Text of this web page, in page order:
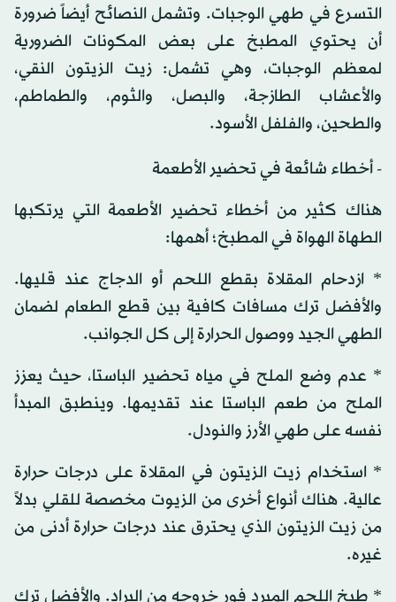
التسرع في طهي الوجبات. وتشمل النصائح أيضاً ضرورة
أن يحتوي المطبخ على بعض المكونات الضرورية
لمعظم الوجبات، وهي تشمل: زيت الزيتون النقي،
والأعشاب الطازجة، والبصل، والثوم، والطماطم،
والطحين، والفلفل الأسود.
- أخطاء شائعة في تحضير الأطعمة
هناك كثير من أخطاء تحضير الأطعمة التي يرتكبها
الطهاة الهواة في المطبخ؛ أهمها:
* ازدحام المقلاة بقطع اللحم أو الدجاج عند قليها.
والأفضل ترك مسافات كافية بين قطع الطعام لضمان
الطهي الجيد ووصول الحرارة إلى كل الجوانب.
* عدم وضع الملح في مياه تحضير الباستا، حيث يعزز
الملح من طعم الباستا عند تقديمها. وينطبق المبدأ
نفسه على طهي الأرز والنودل.
* استخدام زيت الزيتون في المقلاة على درجات حرارة
عالية. هناك أنواع أخرى من الزيوت مخصصة للقلي بدلاً
من زيت الزيتون الذي يحترق عند درجات حرارة أدنى من
غيره.
* طبخ اللحم المبرد فور خروجه من البراد. والأفضل ترك